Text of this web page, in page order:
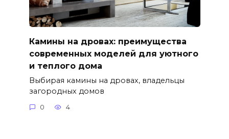
Камины на дровах: преимущества
современных моделей для уютного
и теплого дома
Выбирая камины на дровах, владельцы
загородных домов
0 4